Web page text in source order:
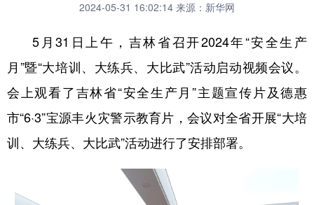
书画 健康
法律 中央文件 金融 汽车
食品 人居 信息化
乡村振兴
城市 会展
2024-05-31 16:02:14 来源：新华网
5月31日上午，吉林省召开2024年“安全生产
月”暨“大培训、大练兵、大比武”活动启动视频会议。
会上观看了吉林省“安全生产月”主题宣传片及德惠
市“6·3”宝源丰火灾警示教育片，会议对全省开展“大培
训、大练兵、大比武”活动进行了安排部署。